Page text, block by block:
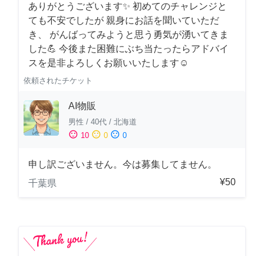
ありがとうございます✨ 初めてのチャレンジと
ても不安でしたが 親身にお話を聞いていただ
き、 がんばってみようと思う勇気が湧いてきま
した💪 今後また困難にぶち当たったらアドバイ
スを是非よろしくお願いいたします☺️
依頼されたチケット
AI物販
男性 / 40代 / 北海道
sentiment_satisfied 10 sentiment_neutral 0 sentiment_dissatisfied 0
申し訳ございません。今は募集してません。
千葉県
¥50